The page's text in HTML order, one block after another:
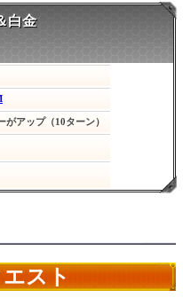
白金
アップ（10ターン）
スト